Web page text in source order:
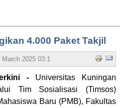
4.000 Paket Takjil
2025 03:11 Written by Admin
- Universitas Kuningan
Tim Sosialisasi (Timsos)
Baru (PMB), Fakultas